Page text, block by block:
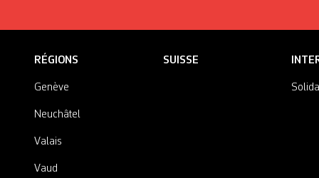
RÉGIONS
Genève
Neuchâtel
Valais
Vaud
SUISSE